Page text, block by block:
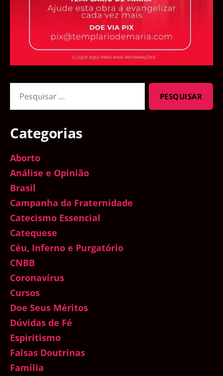
por:
Categorias
Aborto
Análise e Opinião
Brasil
Campanha da Fraternidade
Catecismo Essencial
Catequese
Céu, Inferno e Purgatório
CNBB
Coronavírus
Cursos
Doe Seus Méritos
Dúvidas de Fé
Espiritismo
Falsas Doutrinas
Família